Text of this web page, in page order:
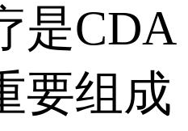
是CDA
要组成